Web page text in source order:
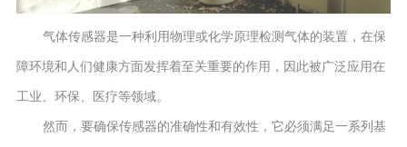
气体传感器是一种利用物理或化学原理检测气体的装置，在保
障环境和人们健康方面发挥着至关重要的作用，因此被广泛应用在
工业、环保、医疗等领域。
然而，要确保传感器的准确性和有效性，它必须满足一系列基